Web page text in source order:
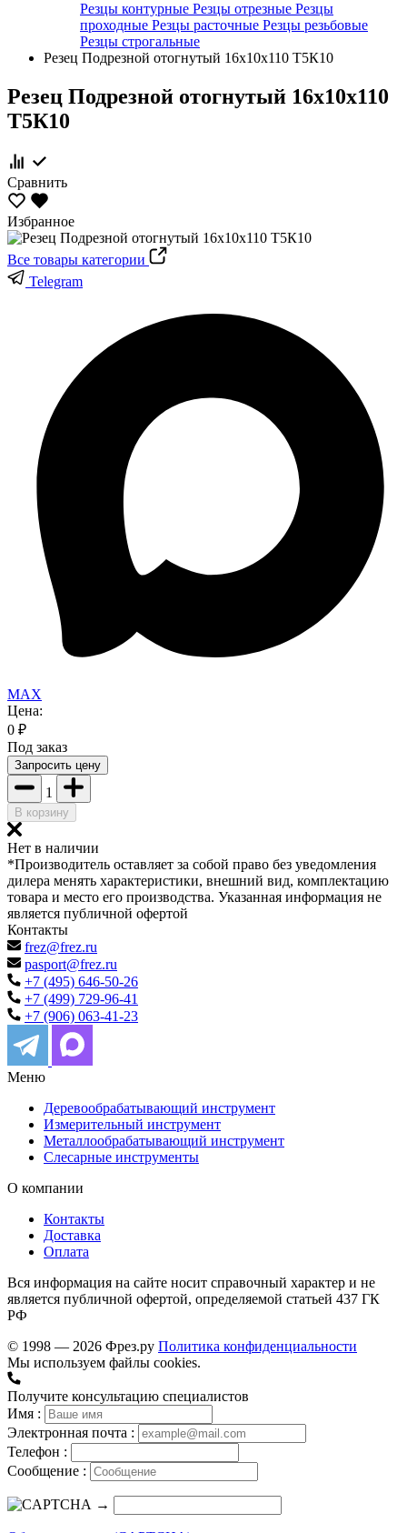
Резцы контурные Резцы отрезные Резцы
проходные Резцы расточные Резцы резьбовые
Резцы строгальные
Резец Подрезной отогнутый 16х10х110 Т5К10
Резец Подрезной отогнутый 16х10х110
Т5К10
Сравнить
Избранное
Все товары категории
Telegram
MAX
Цена:
0 ₽
Под заказ
Запросить цену
1
В корзину
Нет в наличии
*Производитель оставляет за собой право без уведомления
дилера менять характеристики, внешний вид, комплектацию
товара и место его производства. Указанная информация не
является публичной офертой
Контакты
frez@frez.ru
pasport@frez.ru
+7 (495) 646-50-26
+7 (499) 729-96-41
+7 (906) 063-41-23
Меню
Деревообрабатывающий инструмент
Измерительный инструмент
Металлообрабатывающий инструмент
Слесарные инструменты
О компании
Контакты
Доставка
Оплата
Вся информация на сайте носит справочный характер и не
является публичной офертой, определяемой статьей 437 ГК
РФ
© 1998 — 2026 Фрез.ру Политика конфиденциальности
Мы используем файлы cookies.
Получите консультацию специалистов
Имя :
Электронная почта :
Телефон :
Сообщение :
→